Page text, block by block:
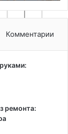
Комментарии
ремонта: